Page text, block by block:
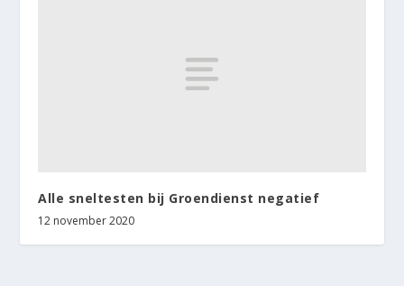
Alle sneltesten bij Groendienst negatief
12 november 2020